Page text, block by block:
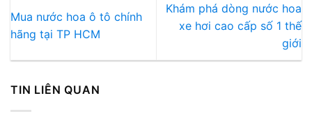
Mua nước hoa ô tô chính
hãng tại TP HCM
Khám phá dòng nước hoa
xe hơi cao cấp số 1 thế
giới
TIN LIÊN QUAN